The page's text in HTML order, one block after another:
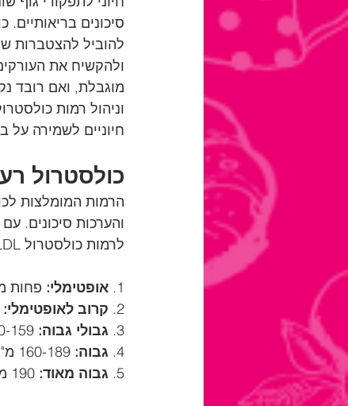
להוביל להצטברות
ולהקשיח את
מוגבלת, ואם רובד
חיוניים לשמירה על
כולסטרול
לרמות כולסטרול LDL:
1. אופטימלי: פחות מ-100
2. קרוב לאופטימלי:
3. גבולי גבוה:
4. גבוה:
5. גבוה מאוד: